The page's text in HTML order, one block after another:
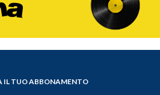
IL TUO ABBONAMENTO